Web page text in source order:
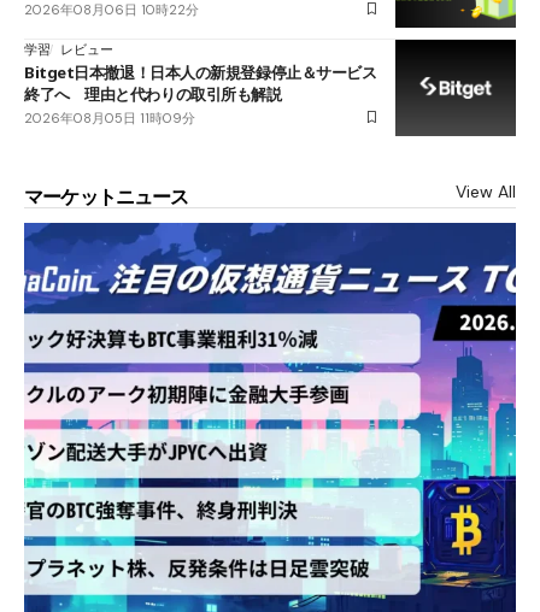
2026年08月06日 10時22分
学習 レビュー
Bitget日本撤退！日本人の新規登録停止＆サービス
終了へ 理由と代わりの取引所も解説
2026年08月05日 11時09分
マーケットニュース View All